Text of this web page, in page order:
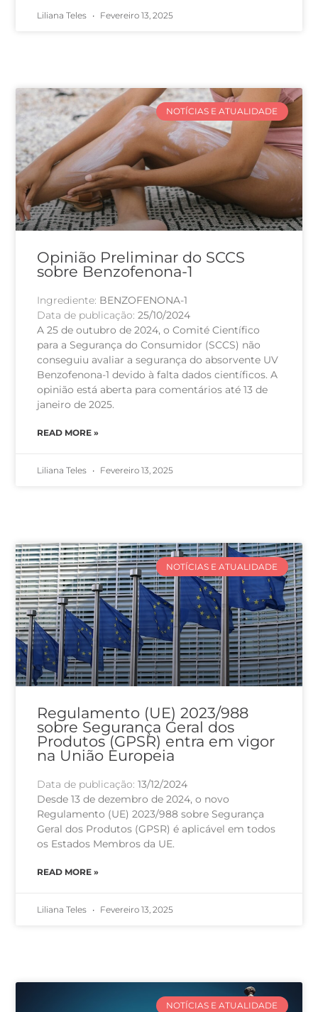
Liliana Teles Fevereiro 13, 2025
NOTÍCIAS E ATUALIDADE
Opinião Preliminar do SCCS
sobre Benzofenona-1
Ingrediente: BENZOFENONA-1
Data de publicação:25/10/2024
A 25 de outubro de 2024, o Comité Científico
para a Segurança do Consumidor (SCCS) não
conseguiu avaliar a segurança do absorvente UV
Benzofenona-1 devido à falta dados científicos. A
opinião está aberta para comentários até 13 de
janeiro de 2025.
READ MORE »
Liliana Teles Fevereiro 13, 2025
NOTÍCIAS E ATUALIDADE
Regulamento (UE) 2023/988
sobre Segurança Geral dos
Produtos (GPSR) entra em vigor
na União Europeia
Data de publicação:13/12/2024
Desde 13 de dezembro de 2024, o novo
Regulamento (UE) 2023/988 sobre Segurança
Geral dos Produtos (GPSR) é aplicável em todos
os Estados Membros da UE.
READ MORE »
Liliana Teles Fevereiro 13, 2025
NOTÍCIAS E ATUALIDADE